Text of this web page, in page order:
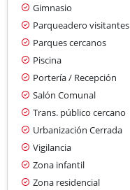
Gimnasio
Parqueadero visitantes
Parques cercanos
Piscina
Portería / Recepción
Salón Comunal
Trans. público cercano
Urbanización Cerrada
Vigilancia
Zona infantil
Zona residencial